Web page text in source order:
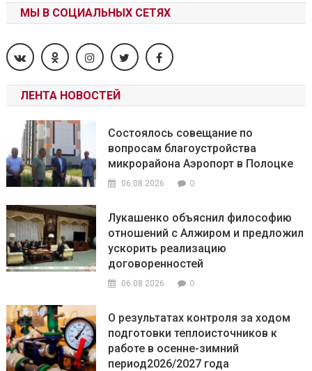
МЫ В СОЦИАЛЬНЫХ СЕТЯХ
ЛЕНТА НОВОСТЕЙ
Состоялось совещание по
вопросам благоустройства
микрорайона Аэропорт в Полоцке
06.08.2026 0
Лукашенко объяснил философию
отношений с Алжиром и предложил
ускорить реализацию
договоренностей
06.08.2026 0
О результатах контроля за ходом
подготовки теплоисточников к
работе в осенне-зимний
период2026/2027 года